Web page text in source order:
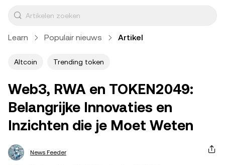
Learn Populair nieuws Artikel
Altcoin Trending token
Web3, RWA en TOKEN2049:
Belangrijke Innovaties en
Inzichten die je Moet Weten
News Feeder